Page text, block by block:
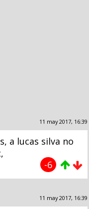
11 may 2017, 16:39
a lucas silva no
-6
11 may 2017, 16:39